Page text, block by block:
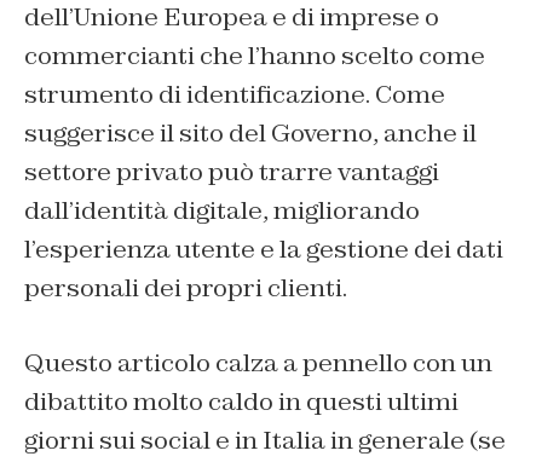
dell’Unione Europea e di imprese o
commercianti che l’hanno scelto come
strumento di identificazione. Come
suggerisce il sito del Governo, anche il
settore privato può trarre vantaggi
dall’identità digitale, migliorando
l’esperienza utente e la gestione dei dati
personali dei propri clienti.
Questo articolo calza a pennello con un
dibattito molto caldo in questi ultimi
giorni sui social e in Italia in generale (se